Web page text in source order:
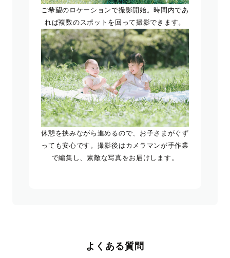
ご希望のロケーションで撮影開始。時間内であ
れば複数のスポットを回って撮影できます。
休憩を挟みながら進めるので、お子さまがぐず
っても安心です。撮影後はカメラマンが手作業
で編集し、素敵な写真をお届けします。
よくある質問